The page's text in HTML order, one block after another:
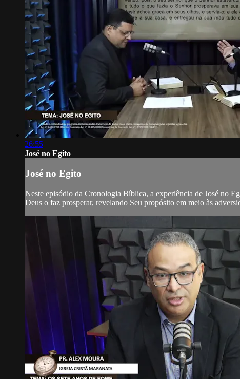
26:55
José no Egito
José no Egito
Neste episódio da Cronologia Bíblica, a experiência de José no
Deus o faz prosperar, revelando Seu propósito em meio às